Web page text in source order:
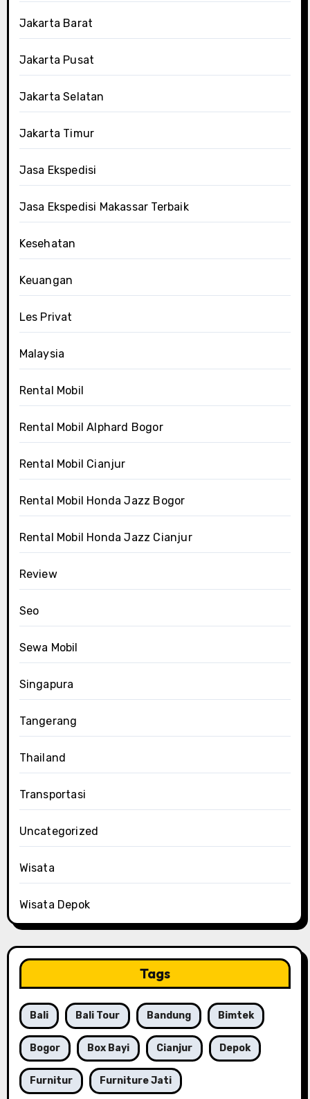
Jakarta Barat
Jakarta Pusat
Jakarta Selatan
Jakarta Timur
Jasa Ekspedisi
Jasa Ekspedisi Makassar Terbaik
Kesehatan
Keuangan
Les Privat
Malaysia
Rental Mobil
Rental Mobil Alphard Bogor
Rental Mobil Cianjur
Rental Mobil Honda Jazz Bogor
Rental Mobil Honda Jazz Cianjur
Review
Seo
Sewa Mobil
Singapura
Tangerang
Thailand
Transportasi
Uncategorized
Wisata
Wisata Depok
Tags
Bali Bali Tour Bandung Bimtek
Bogor Box Bayi Cianjur Depok
Furnitur Furniture Jati